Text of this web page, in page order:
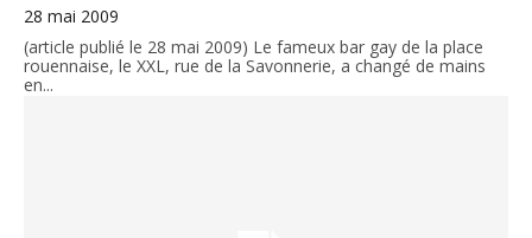
28 mai 2009
(article publié le 28 mai 2009) Le fameux bar gay de la place
rouennaise, le XXL, rue de la Savonnerie, a changé de mains
en...